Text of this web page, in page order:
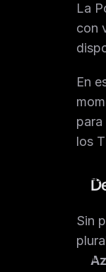
La
con
En
los
Sin